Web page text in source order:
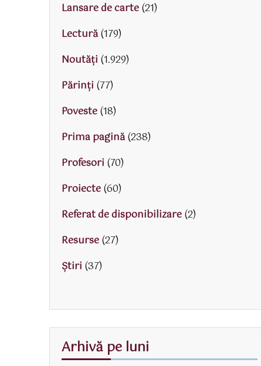
Lansare de carte(21)
Lectură(179)
Noutăți (1.929)
Părinţi (77)
Poveste(18)
Prima pagină(238)
Profesori (70)
Proiecte(60)
Referat de disponibilizare(2)
Resurse(27)
Știri (37)
Arhivă pe luni